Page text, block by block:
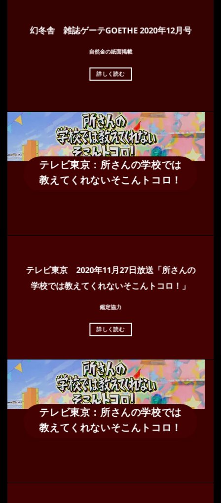
幻冬舎 雑誌ゲーテGOETHE 2020年12月号
自然金の紙面掲載
詳しく読む
テレビ東京：所さんの学校では
教えてくれないそこんトコロ！
テレビ東京 2020年11月27日放送「所さんの
学校では教えてくれないそこんトコロ！」
鑑定協力
詳しく読む
テレビ東京：所さんの学校では
教えてくれないそこんトコロ！